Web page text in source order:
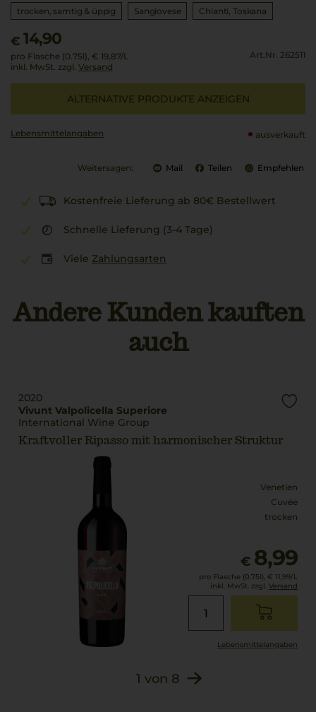
trocken, samtig & üppig
Sangiovese Chianti Toskana
€ 14,90
pro Flasche (0.75l), € 19,87/L
inkl. MwSt. zzgl. Versand
Art.Nr. 262511
ALTERNATIVE PRODUKTE ANZEIGEN
Lebensmittel­angaben ausverkauft
Weitersagen: Mail Teilen Empfehlen
Kostenfreie Lieferung ab 80€ Bestellwert
Schnelle Lieferung (3-4 Tage)
Viele Zahlungsarten
Andere Kunden kauften
auch
2020
Vivunt Valpolicella Superiore
International Wine Group
Kraftvoller Ripasso mit harmonischer Struktur
Venetien
Cuvée
trocken
€ 8,99
pro Flasche (0.75l), € 11,99/L
inkl. MwSt. zzgl. Versand
Lebensmittel­angaben
1 von 8